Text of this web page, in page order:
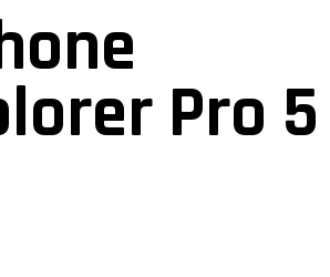
Pro 5